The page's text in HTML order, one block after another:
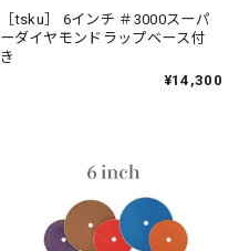
［tsku］ 6インチ ＃3000スーパ
ーダイヤモンドラップベース付
き
¥14,300